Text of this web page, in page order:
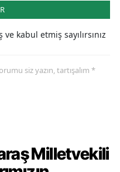
ve kabul etmiş sayılırsınız
siz yazın, tartışalım *
Milletvekili